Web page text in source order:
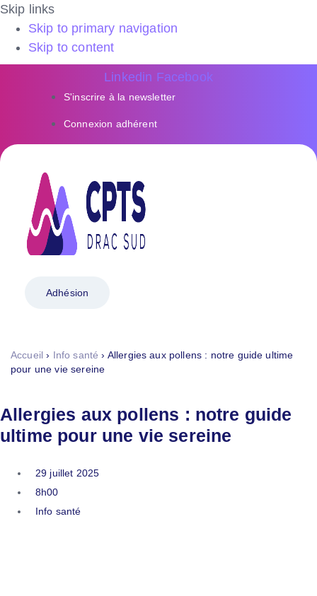
Skip links
Skip to primary navigation
Skip to content
Linkedin Facebook
S'inscrire à la newsletter
Connexion adhérent
Adhésion
Accueil › Info santé › Allergies aux pollens : notre guide ultime
pour une vie sereine
Allergies aux pollens : notre guide
ultime pour une vie sereine
29 juillet 2025
8h00
Info santé